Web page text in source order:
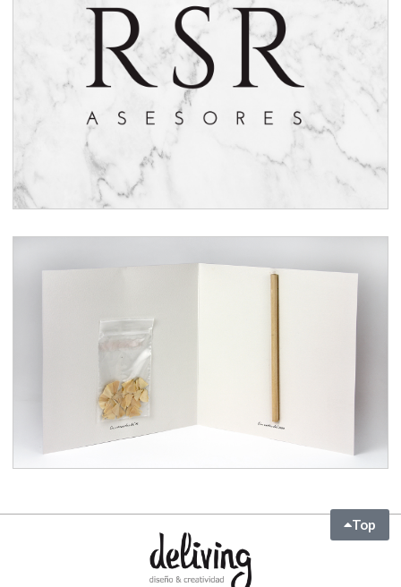
Branding RSR Asesores
Xmas corporativo Young &
Rubicam
Top